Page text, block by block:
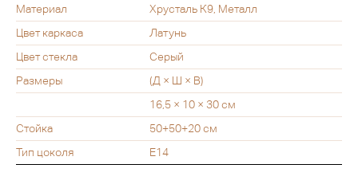
Материал
Хрусталь К9, Металл
Цвет каркаса
Латунь
Цвет стекла
Серый
Размеры
(Д × Ш × В)
16,5 × 10 × 30 см
Стойка
50+50+20 см
Тип цоколя
Е14